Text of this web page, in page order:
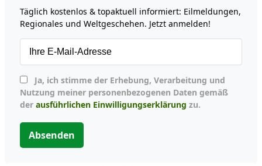
Täglich kostenlos & topaktuell informiert: Eilmeldungen,
Regionales und Weltgeschehen. Jetzt anmelden!
Nutzung meiner personenbezogenen Daten gemäß
der ausführlichen Einwilligungserklärung zu.
Absenden